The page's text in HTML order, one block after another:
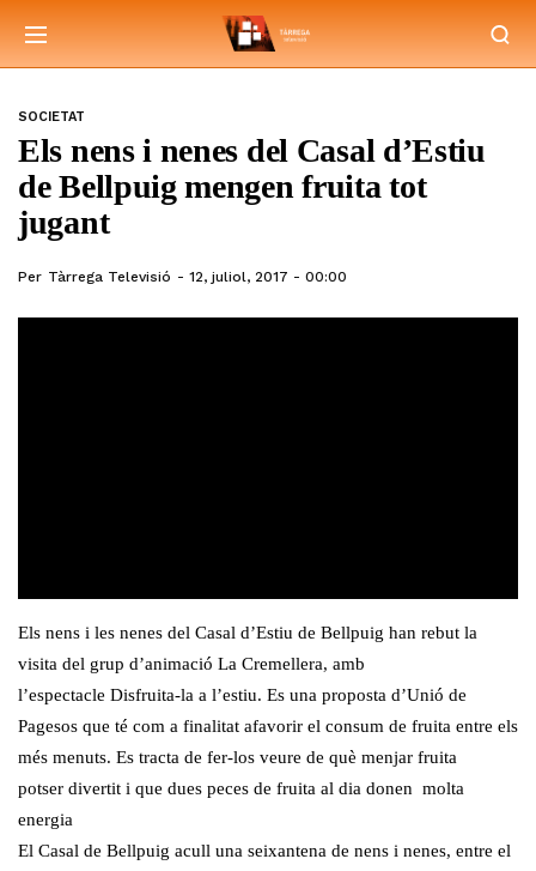
SOCIETAT
Els nens i nenes del Casal d’Estiu
de Bellpuig mengen fruita tot
jugant
Per Tàrrega Televisió 12, juliol, 2017 - 00:00
Els nens i les nenes del Casal d’Estiu de Bellpuig han rebut la
visita del grup d’animació La Cremellera, amb
l’espectacle Disfruita-la a l’estiu. Es una proposta d’Unió de
Pagesos que té com a finalitat afavorir el consum de fruita entre els
més menuts. Es tracta de fer-los veure de què menjar fruita
potser divertit i que dues peces de fruita al dia donen molta
energia
El Casal de Bellpuig acull una seixantena de nens i nenes, entre el